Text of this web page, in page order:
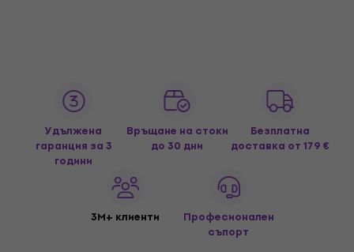
Удължена
гаранция за 3
години
Връщане на стоки
до 30 дни
Безплатна
доставка от 179 €
3M+ клиенти
Професионален
съпорт